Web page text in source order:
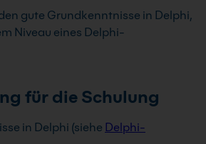
gute Grundkenntnisse in Delphi,
Niveau eines Delphi-
für die Schulung
in Delphi (siehe Delphi-